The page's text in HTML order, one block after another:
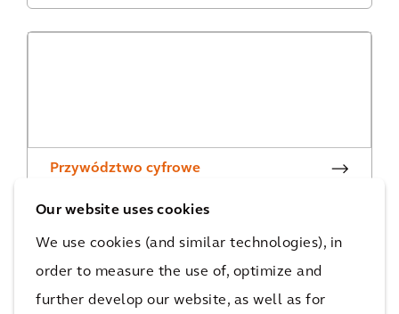
Our website uses cookies
We use cookies (and similar technologies), in
order to measure the use of, optimize and
further develop our website, as well as for
Przywództwo cyfrowe
AKTUALNOŚCI